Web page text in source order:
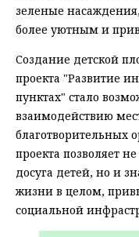
зеленые
более уютным и
Создание детской
проекта "Развитие
пунктах" стало
взаимодействию
благотворительных
проекта позволяет
досуга детей, но и
жизни в целом,
социальной